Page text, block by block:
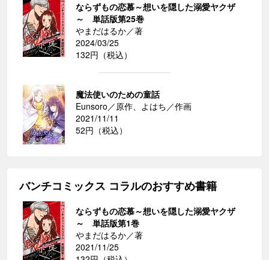
ならずもの恋慕～想いを隠した溺愛ヤクザ
～ 単話版第25巻
やまだはるか／著
2024/03/25
132円（税込）
魔法使いのための童話
Eunsoro／原作、よはち／作画
2021/11/11
52円（税込）
バンチコミックス コラルのおすすめ書籍
ならずもの恋慕～想いを隠した溺愛ヤクザ
～ 単話版第1巻
やまだはるか／著
2021/11/25